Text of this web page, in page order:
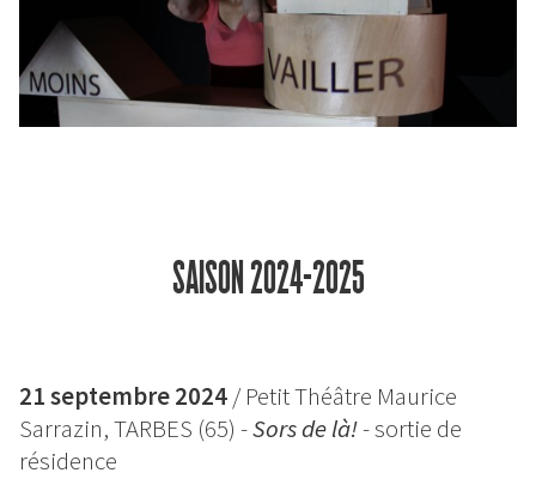
SAISON 2024-2025
21 septembre 2024/ Petit Théâtre Maurice
Sarrazin, TARBES (65) -Sors de là!-sortie de
résidence